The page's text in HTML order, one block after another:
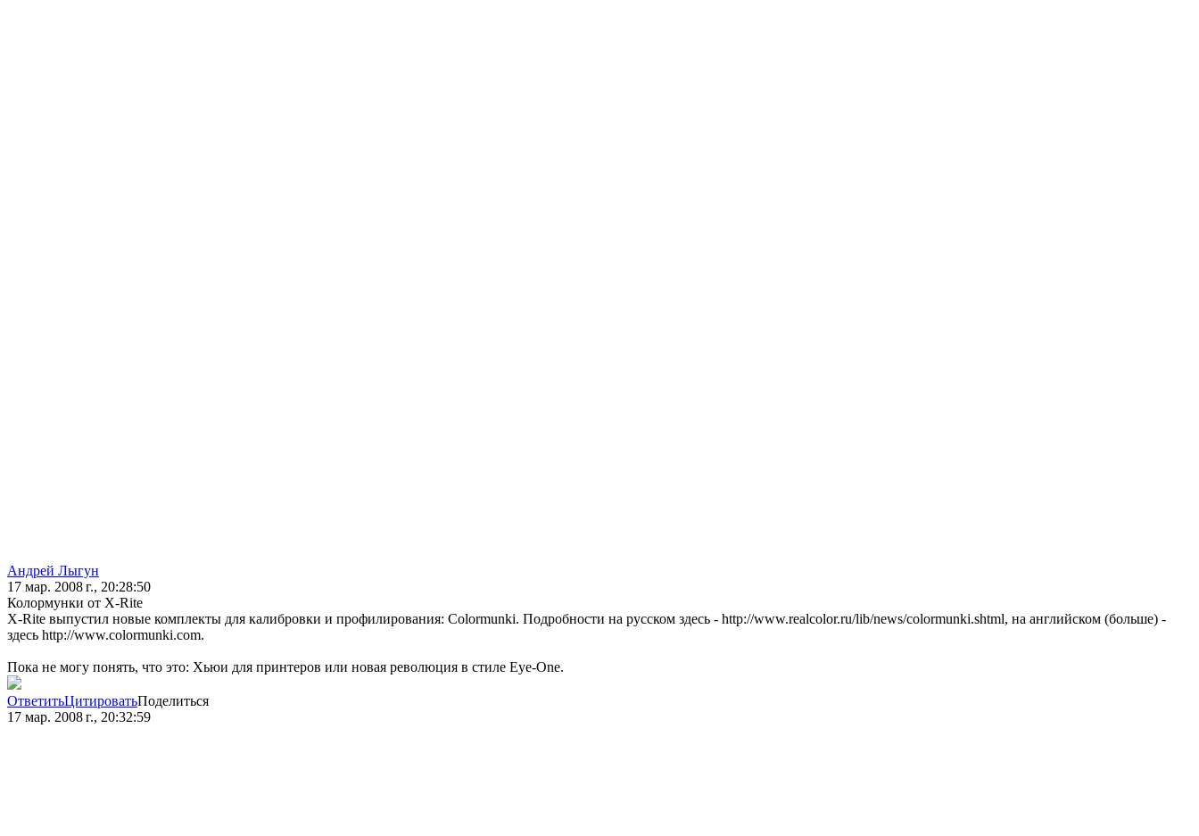
Андрей Лыгун
17 мар. 2008 г., 20:28:50
Колормунки от X-Rite
X-Rite выпустил новые комплекты для калибровки и профилирования: Colormunki. Подробности на русском здесь - http://www.realcolor.ru/lib/news/colormunki.shtml, на английском (больше) -
здесь http://www.colormunki.com.
Пока не могу понять, что это: Хьюи для принтеров или новая революция в стиле Eye-One.
ОтветитьЦитироватьПоделиться
17 мар. 2008 г., 20:32:59